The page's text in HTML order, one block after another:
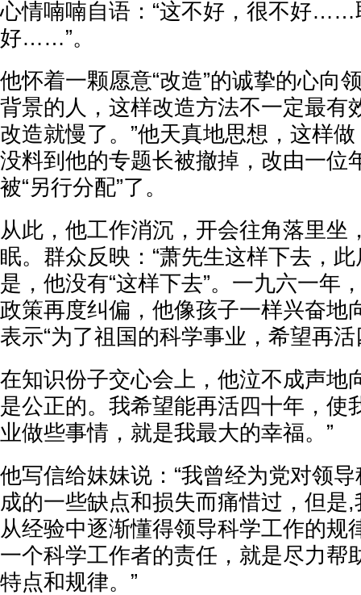
心情喃喃自语：“这不好，很不好……
好……”。
他怀着一颗愿意“改造”的诚挚的心向
背景的人，这样改造方法不一定最有
改造就慢了。”他天真地思想，这样
没料到他的专题长被撤掉，改由一位
被“另行分配”了。
从此，他工作消沉，开会往角落里坐
眠。群众反映：“萧先生这样下去，
是，他没有“这样下去”。一九六一年
政策再度纠偏，他像孩子一样兴奋地
表示“为了祖国的科学事业，希望再活
在知识份子交心会上，他泣不成声地
是公正的。我希望能再活四十年，使
业做些事情，就是我最大的幸福。”
他写信给妹妹说：“我曾经为党对领
成的一些缺点和损失而痛惜过，但是
从经验中逐渐懂得领导科学工作的规
一个科学工作者的责任，就是尽力帮
特点和规律。”